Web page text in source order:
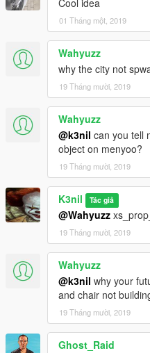
Cool idea
01 Tháng một, 2019
Wahyuzz
why the city not
19 Tháng mười, 2019
Wahyuzz
@k3nil can you tell
object on menyoo?
19 Tháng mười, 2019
K3nil Tác giả
@Wahyuzz
19 Tháng mười, 2019
Wahyuzz
@k3nil why your
and chair not
19 Tháng mười, 2019
Ghost_Raid